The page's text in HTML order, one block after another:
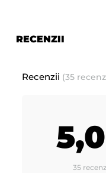
RECENZII
Recenzii (35
35